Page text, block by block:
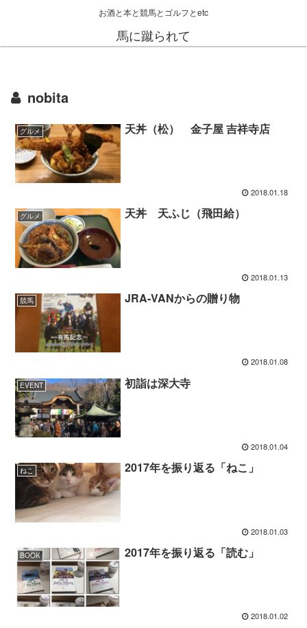
お酒と本と競馬とゴルフとetc
馬に蹴られて
nobita
グルメ 天丼（松） 金子屋 吉祥寺店
2018.01.18
グルメ 天丼 天ふじ（飛田給）
2018.01.13
競馬 JRA-VANからの贈り物
2018.01.08
EVENT 初詣は深大寺
2018.01.04
ねこ 2017年を振り返る「ねこ」
2018.01.03
BOOK 2017年を振り返る「読む」
2018.01.02